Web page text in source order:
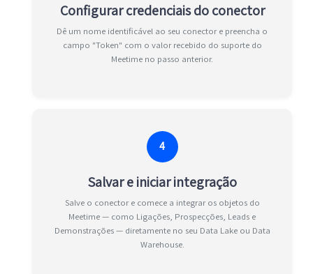
Configurar credenciais do conector
Dê um nome identificável ao seu conector e preencha o
campo "Token" com o valor recebido do suporte do
Meetime no passo anterior.
4
Salvar e iniciar integração
Salve o conector e comece a integrar os objetos do
Meetime — como Ligações, Prospecções, Leads e
Demonstrações — diretamente no seu Data Lake ou Data
Warehouse.